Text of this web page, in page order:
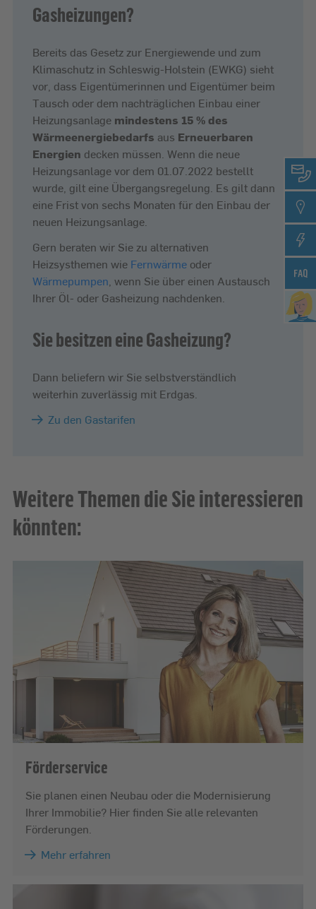
Gasheizungen?
Bereits das Gesetz zur Energiewende und zum
Klimaschutz in Schleswig-Holstein (EWKG) sieht
vor, dass Eigentümerinnen und Eigentümer beim
Tausch oder dem nachträglichen Einbau einer
Heizungsanlage mindestens 15 % des
Wärmeenergiebedarfs aus Erneuerbaren
Energien decken müssen. Wenn die neue
Heizungsanlage vor dem 01.07.2022 bestellt
wurde, gilt eine Übergangsregelung. Es gilt dann
eine Frist von sechs Monaten für den Einbau der
neuen Heizungsanlage.
Gern beraten wir Sie zu alternativen
Heizsysthemen wie Fernwärme oder
Wärmepumpen, wenn Sie über einen Austausch
Ihrer Öl- oder Gasheizung nachdenken.
Sie besitzen eine Gasheizung?
Dann beliefern wir Sie selbstverständlich
weiterhin zuverlässig mit Erdgas.
Zu den Gastarifen
Weitere Themen die Sie interessieren
könnten:
Förderservice
Sie planen einen Neubau oder die Modernisierung
Ihrer Immobilie? Hier finden Sie alle relevanten
Förderungen.
Mehr erfahren